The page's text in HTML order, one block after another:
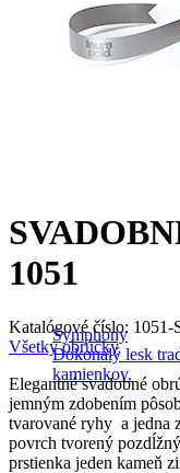
Symphony
Dokonalý lesk
kamienkov.
1051
Katalógové číslo: 1051-
Všetky obrúčky
Elegantné svadobné
jemným zdobením
tvarované ryhy a jedna
povrch tvorený
prstienka jeden kameň